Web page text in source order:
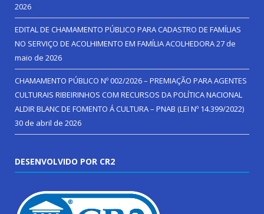
2026
EDITAL DE CHAMAMENTO PÚBLICO PARA CADASTRO DE FAMÍLIAS
NO SERVIÇO DE ACOLHIMENTO EM FAMÍLIA ACOLHEDORA27 de
maio de 2026
CHAMAMENTO PÚBLICO Nº 002/2026 – PREMIAÇÃO PARA AGENTES
CULTURAIS RIBEIRINHOS COM RECURSOS DA POLÍTICA NACIONAL
ALDIR BLANC DE FOMENTO Á CULTURA – PNAB (LEI Nº 14.399/2022)
30 de abril de 2026
DESENVOLVIDO POR CR2